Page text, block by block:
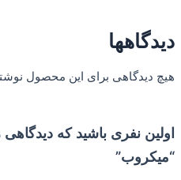
برای این محصول نوشته نشده
باشید که دیدگاهی را ارسال